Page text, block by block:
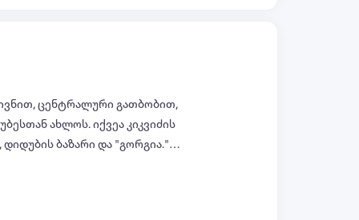
ცენტრალური გათბობით,
ახლოს. იქვეა კიკვიძის
დიდუბის ბაზარი და "გორგია."